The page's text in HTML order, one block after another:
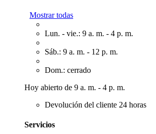
Mostrar todas
Lun. - vie.: 9 a. m. - 4 p. m.
Sáb.: 9 a. m. - 12 p. m.
Dom.: cerrado
Hoy abierto de 9 a. m. - 4 p. m.
Devolución del cliente 24 horas
Servicios